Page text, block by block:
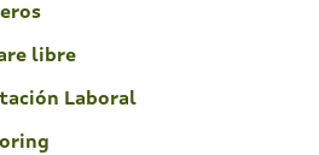
libre
Laboral